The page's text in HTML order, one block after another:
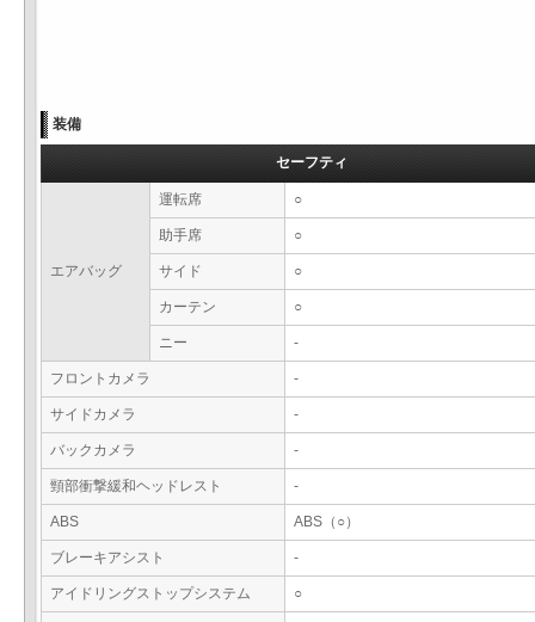
装備
セーフティ
エアバッグ
運転席 ○
助手席 ○
サイド ○
カーテン ○
ニー -
フロントカメラ -
サイドカメラ -
バックカメラ -
頸部衝撃緩和ヘッドレスト -
ABS ABS（○）
ブレーキアシスト -
アイドリングストップシステム ○